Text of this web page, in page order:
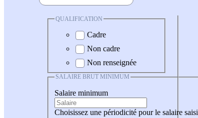
QUALIFICATION
Cadre
Non cadre
Non renseignée
SALAIRE BRUT MINIMUM
Salaire minimum
Choisissez une périodicité pour le salaire saisi